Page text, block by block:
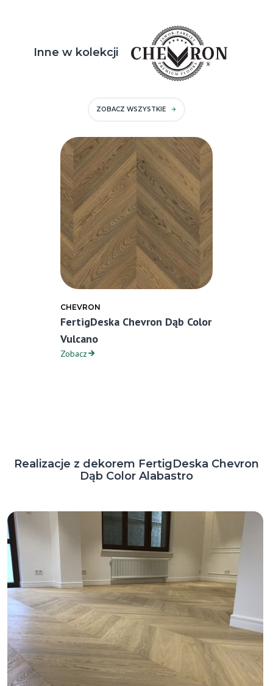
Inne w kolekcji
ZOBACZ WSZYSTKIE
CHEVRON
FertigDeska Chevron Dąb Color
Vulcano
Zobacz
Realizacje z dekorem FertigDeska Chevron
Dąb Color Alabastro